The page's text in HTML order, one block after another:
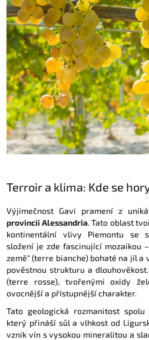
Terroir a klima: Kde se
Výjimečnost Gavi pramení z
provincii Alessandria. Tato oblast
kontinentální vlivy Piemontu se
složení je zde fascinující mozaikou
země“ (terre bianche) bohaté na jíl
pověstnou strukturu a
(terre rosse), tvořenými oxidy
ovocnější a přístupnější charakter.
Tato geologická rozmanitost
který přináší sůl a vlhkost od
vznik vín s vysokou mineralitou a